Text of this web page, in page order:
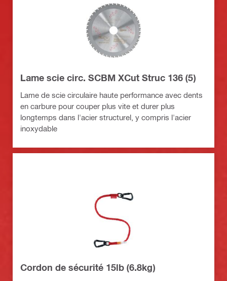
Lame scie circ. SCBM XCut Struc 136 (5)
Lame de scie circulaire haute performance avec dents
en carbure pour couper plus vite et durer plus
longtemps dans l'acier structurel, y compris l'acier
inoxydable
Cordon de sécurité 15lb (6.8kg)